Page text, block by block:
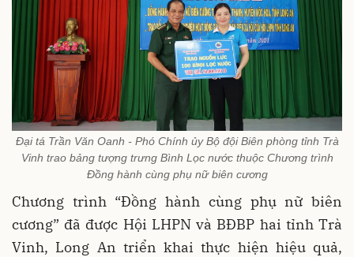
Đại tá Trần Văn Oanh - Phó Chính ủy Bộ đội Biên phòng tỉnh Trà
Vinh trao bảng tượng trưng Bình Lọc nước thuộc Chương trình
Đồng hành cùng phụ nữ biên cương
Chương trình “Đồng hành cùng phụ nữ biên
cương” đã được Hội LHPN và BĐBP hai tỉnh Trà
Vinh, Long An triển khai thực hiện hiệu quả,